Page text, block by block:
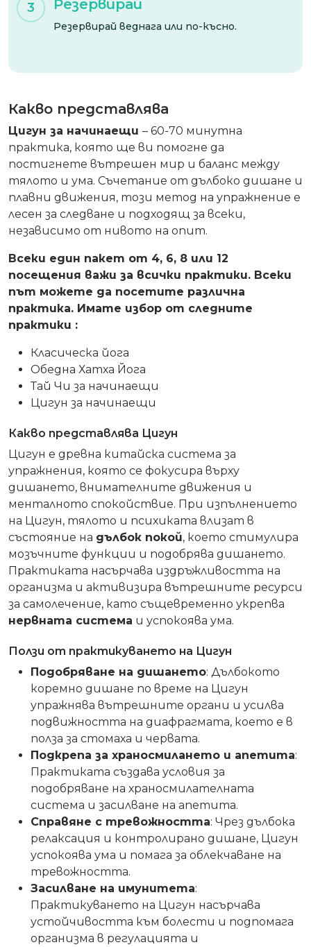
3 Резервирай
Резервирай веднага или по-късно.
Какво представлява
Цигун за начинаещи – 60-70 минутна
практика, която ще ви помогне да
постигнете вътрешен мир и баланс между
тялото и ума. Съчетание от дълбоко дишане и
плавни движения, този метод на упражнение е
лесен за следване и подходящ за всеки,
независимо от нивото на опит.
Всеки един пакет от 4, 6, 8 или 12
посещения важи за всички практики. Всеки
път можете да посетите различна
практика. Имате избор от следните
практики :
Класическа йога
Обедна Хатха Йога
Тай Чи за начинаещи
Цигун за начинаещи
Какво представлява Цигун
Цигун е древна китайска система за
упражнения, която се фокусира върху
дишането, внимателните движения и
менталното спокойствие. При изпълнението
на Цигун, тялото и психиката влизат в
състояние на дълбок покой, което стимулира
мозъчните функции и подобрява дишането.
Практиката насърчава издръжливостта на
организма и активизира вътрешните ресурси
за самолечение, като същевременно укрепва
нервната система и успокоява ума.
Ползи от практикуването на Цигун
Подобряване на дишането: Дълбокото
коремно дишане по време на Цигун
упражнява вътрешните органи и усилва
подвижността на диафрагмата, което е в
полза за стомаха и червата.
Подкрепа за храносмилането и апетита:
Практиката създава условия за
подобряване на храносмилателната
система и засилване на апетита.
Справяне с тревожността: Чрез дълбока
релаксация и контролирано дишане, Цигун
успокоява ума и помага за облекчаване на
тревожността.
Засилване на имунитета:
Практикуването на Цигун насърчава
устойчивостта към болести и подпомага
организма в регулацията и